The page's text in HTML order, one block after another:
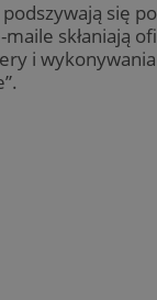
się
maile skłaniają
i